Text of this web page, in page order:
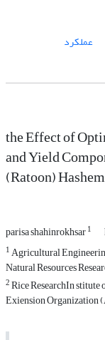
عملکرد
the Effect of
and Yield
(Ratoon)
parisa shahinrokhsar1
1Agricultural
Natural Resources
2Rice ResearchIn
Exiension Organization